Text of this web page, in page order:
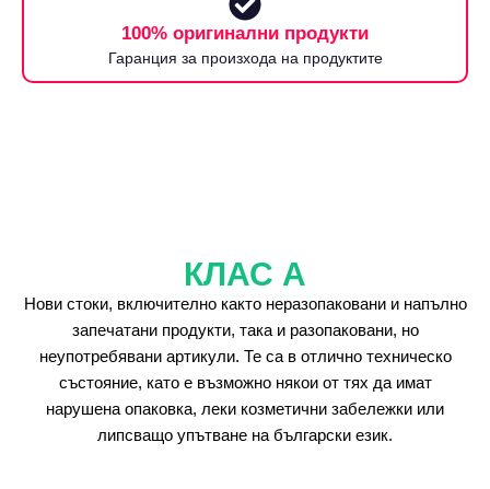
100% оригинални продукти
Гаранция за произхода на продуктите
КЛАС А
Нови стоки, включително както неразопаковани и напълно
запечатани продукти, така и разопаковани, но
неупотребявани артикули. Те са в отлично техническо
състояние, като е възможно някои от тях да имат
нарушена опаковка, леки козметични забележки или
липсващо упътване на български език.